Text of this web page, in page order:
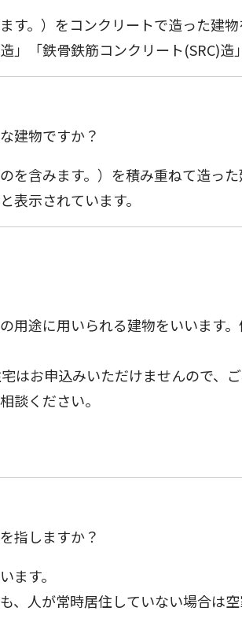
す。）をコンクリートで造った建
」「鉄骨鉄筋コンクリート(SRC)造
建物ですか？
を含みます。）を積み重ねて造っ
表示されています。
用途に用いられる建物をいいます
はお申込みいただけませんので、
談ください。
指しますか？
ます。
、人が常時居住していない場合は